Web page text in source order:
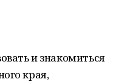
и знакомиться
края,